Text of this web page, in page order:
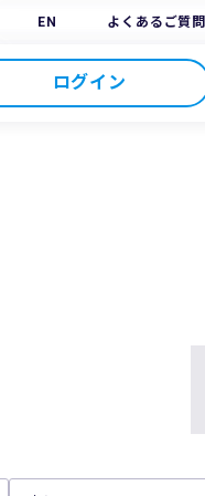
EN よくあるご質問
ログイン